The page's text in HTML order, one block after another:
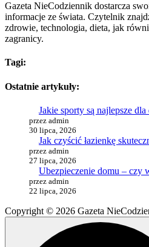
Gazeta NieCodziennik dostarcza
informacje ze świata. Czytelnik
zdrowie, technologia, dieta, jak
zagranicy.
Tagi:
Ostatnie artykuły:
Jakie sporty są najlepsze dla
przez admin
30 lipca, 2026
Jak czyścić łazienkę
przez admin
27 lipca, 2026
Ubezpieczenie domu – czy
przez admin
22 lipca, 2026
Copyright © 2026 Gazeta